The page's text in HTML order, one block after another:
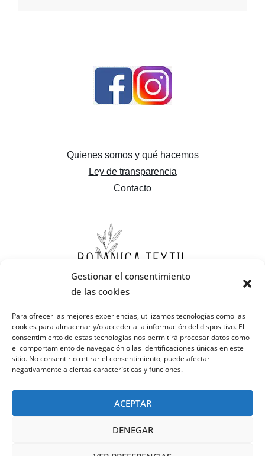
Gestionar el consentimiento
de las cookies
Para ofrecer las mejores experiencias, utilizamos tecnologías como las
cookies para almacenar y/o acceder a la información del dispositivo. El
consentimiento de estas tecnologías nos permitirá procesar datos como
el comportamiento de navegación o las identificaciones únicas en este
sitio. No consentir o retirar el consentimiento, puede afectar
negativamente a ciertas características y funciones.
ACEPTAR
DENEGAR
Quienes somos y qué hacemos
Ley de transparencia
Contacto